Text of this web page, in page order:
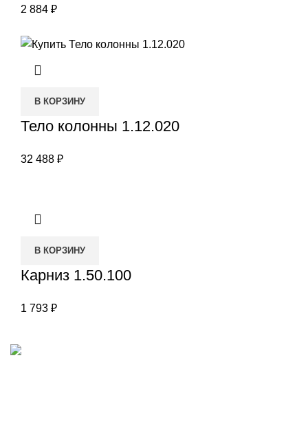
2 884 ₽
В КОРЗИНУ
Тело колонны 1.12.020
32 488 ₽
В КОРЗИНУ
Карниз 1.50.100
1 793 ₽